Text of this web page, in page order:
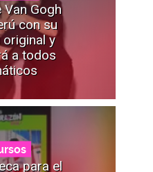
Van Gogh
con su
y
a todos
para el